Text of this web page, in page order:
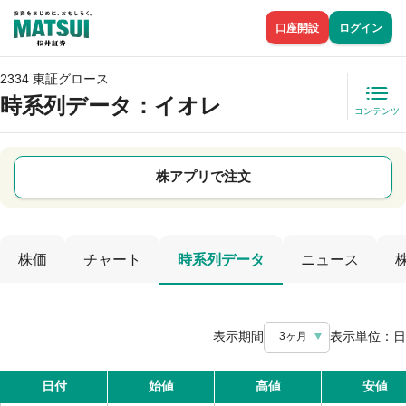
口座開設 ログイン
2334 東証グロース
時系列データ ：イオレ コンテンツ
株アプリで注文
株価 チャート 時系列データ ニュース
表示期間 3ヶ月 表示単位： 日
日付 始値 高値 安値